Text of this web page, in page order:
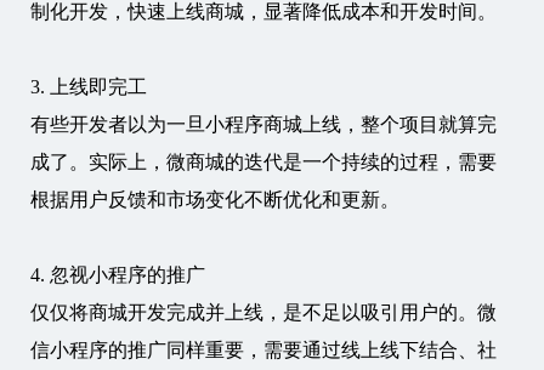
制化开发，快速上线商城，显著降低成本和开发时间。
3. 上线即完工
有些开发者以为一旦小程序商城上线，整个项目就算完
成了。实际上，微商城的迭代是一个持续的过程，需要
根据用户反馈和市场变化不断优化和更新。
4. 忽视小程序的推广
仅仅将商城开发完成并上线，是不足以吸引用户的。微
信小程序的推广同样重要，需要通过线上线下结合、社